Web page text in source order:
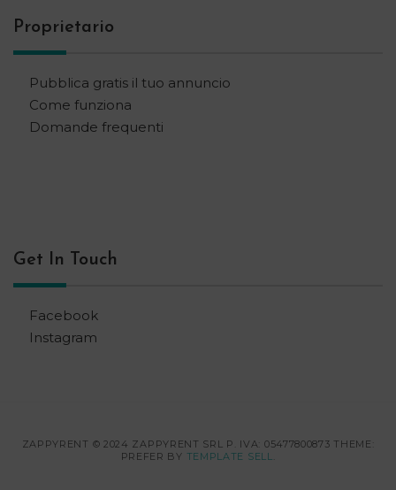
Proprietario
Pubblica gratis il tuo annuncio
Come funziona
Domande frequenti
Get In Touch
Facebook
Instagram
ZAPPYRENT © 2024 ZAPPYRENT SRL P. IVA: 05477800873 THEME:
PREFER BY TEMPLATE SELL